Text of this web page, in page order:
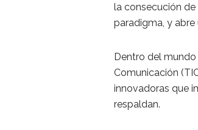
la consecución
paradigma, y
Dentro del
Comunicación
innovadoras que
respaldan.